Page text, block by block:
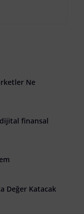
Ne
finansal
Değer Katacak